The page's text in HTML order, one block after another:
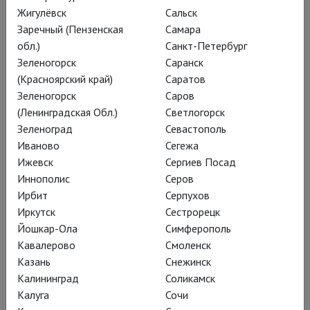
Что вам нужно сделать, чтобы вы могли видеть
лучшие мировые спектакли у себя в городе?
Создайте группу в вашем городе, где вы будете собирать
людей.
Формат названия: TheatreHD в <название вашего
города>. Например,
TheatreHD в Пензе @VK
Пришлите ссылку на неё нам – всообщения TheatreHD
Призовите в свою группу как можно больше
единомышленников!
Как это сделать:
Составьте список групп, пабликов, форумов,
пользователям которых могут быть интересны такие
показы.
Жигулёвск
Заречный (Пензенская
обл.)
Зеленогорск
(Красноярский край)
Зеленогорск
(Ленинградская Обл.)
Зеленоград
Иваново
Ижевск
Иннополис
Ирбит
Иркутск
Йошкар-Ола
Кавалерово
Казань
Калининград
Калуга
Сальск
Самара
Санкт-Петербург
Саранск
Саратов
Саров
Светлогорск
Севастополь
Сегежа
Сергиев Посад
Серов
Серпухов
Сестрорецк
Симферополь
Смоленск
Снежинск
Соликамск
Сочи